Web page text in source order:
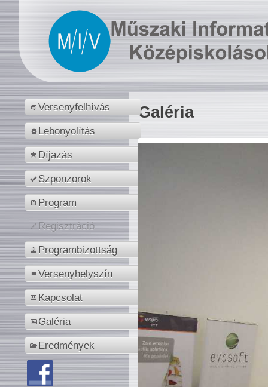
Versenyfelhívás
Lebonyolítás
Díjazás
Szponzorok
Program
Regisztráció
Programbizottság
Versenyhelyszín
Kapcsolat
Galéria
Eredmények
Galéria